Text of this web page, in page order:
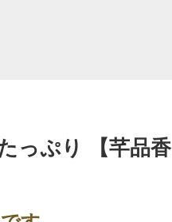
っぷり 【芊品香